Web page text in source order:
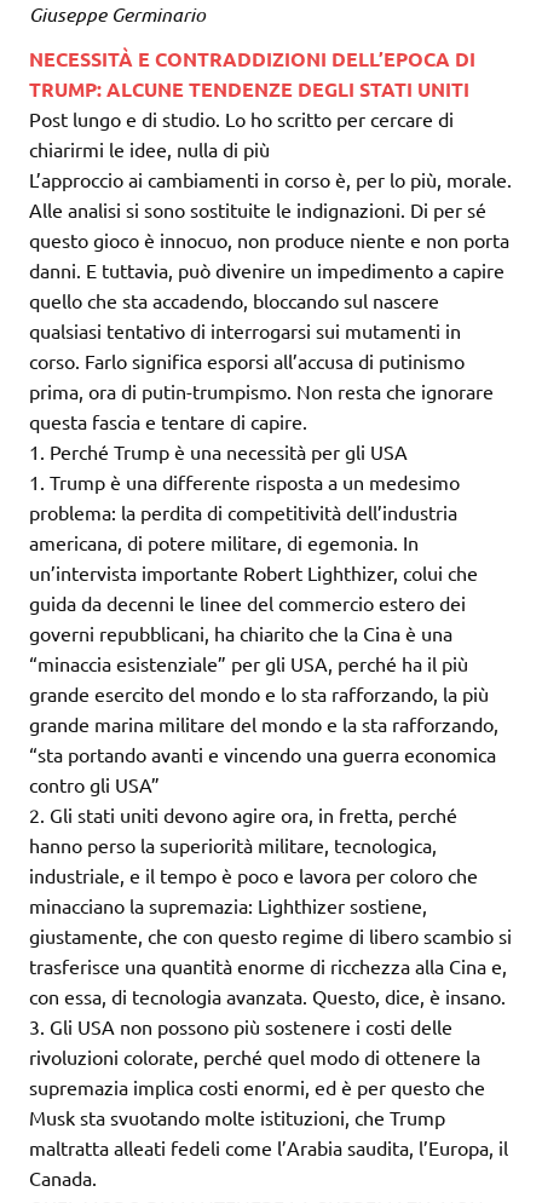
Giuseppe Germinario
NECESSITÀ E CONTRADDIZIONI DELL’EPOCA DI
TRUMP: ALCUNE TENDENZE DEGLI STATI UNITI
Post lungo e di studio. Lo ho scritto per cercare di
chiarirmi le idee, nulla di più
L’approccio ai cambiamenti in corso è, per lo più, morale.
Alle analisi si sono sostituite le indignazioni. Di per sé
questo gioco è innocuo, non produce niente e non porta
danni. E tuttavia, può divenire un impedimento a capire
quello che sta accadendo, bloccando sul nascere
qualsiasi tentativo di interrogarsi sui mutamenti in
corso. Farlo significa esporsi all’accusa di putinismo
prima, ora di putin-trumpismo. Non resta che ignorare
questa fascia e tentare di capire.
1. Perché Trump è una necessità per gli USA
1. Trump è una differente risposta a un medesimo
problema: la perdita di competitività dell’industria
americana, di potere militare, di egemonia. In
un’intervista importante Robert Lighthizer, colui che
guida da decenni le linee del commercio estero dei
governi repubblicani, ha chiarito che la Cina è una
“minaccia esistenziale” per gli USA, perché ha il più
grande esercito del mondo e lo sta rafforzando, la più
grande marina militare del mondo e la sta rafforzando,
“sta portando avanti e vincendo una guerra economica
contro gli USA”
2. Gli stati uniti devono agire ora, in fretta, perché
hanno perso la superiorità militare, tecnologica,
industriale, e il tempo è poco e lavora per coloro che
minacciano la supremazia: Lighthizer sostiene,
giustamente, che con questo regime di libero scambio si
trasferisce una quantità enorme di ricchezza alla Cina e,
con essa, di tecnologia avanzata. Questo, dice, è insano.
3. Gli USA non possono più sostenere i costi delle
rivoluzioni colorate, perché quel modo di ottenere la
supremazia implica costi enormi, ed è per questo che
Musk sta svuotando molte istituzioni, che Trump
maltratta alleati fedeli come l’Arabia saudita, l’Europa, il
Canada.